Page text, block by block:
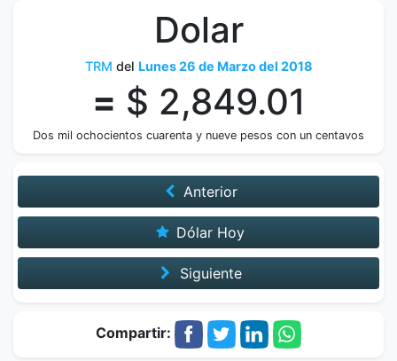
Dolar
TRM del Lunes 26 de Marzo del 2018
= $ 2,849.01
Dos mil ochocientos cuarenta y nueve pesos con un centavos
Anterior
Dólar Hoy
Siguiente
Compartir: